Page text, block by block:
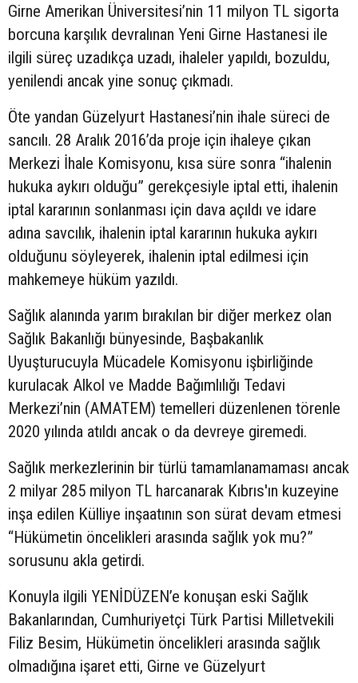
Girne Amerikan Üniversitesi’nin 11 milyon TL sigorta
borcuna karşılık devralınan Yeni Girne Hastanesi ile
ilgili süreç uzadıkça uzadı, ihaleler yapıldı, bozuldu,
yenilendi ancak yine sonuç çıkmadı.
Öte yandan Güzelyurt Hastanesi’nin ihale süreci de
sancılı. 28 Aralık 2016’da proje için ihaleye çıkan
Merkezi İhale Komisyonu, kısa süre sonra “ihalenin
hukuka aykırı olduğu” gerekçesiyle iptal etti, ihalenin
iptal kararının sonlanması için dava açıldı ve idare
adına savcılık, ihalenin iptal kararının hukuka aykırı
olduğunu söyleyerek, ihalenin iptal edilmesi için
mahkemeye hüküm yazıldı.
Sağlık alanında yarım bırakılan bir diğer merkez olan
Sağlık Bakanlığı bünyesinde, Başbakanlık
Uyuşturucuyla Mücadele Komisyonu işbirliğinde
kurulacak Alkol ve Madde Bağımlılığı Tedavi
Merkezi’nin (AMATEM) temelleri düzenlenen törenle
2020 yılında atıldı ancak o da devreye giremedi.
Sağlık merkezlerinin bir türlü tamamlanamaması ancak
2 milyar 285 milyon TL harcanarak Kıbrıs'ın kuzeyine
inşa edilen Külliye inşaatının son sürat devam etmesi
“Hükümetin öncelikleri arasında sağlık yok mu?”
sorusunu akla getirdi.
Konuyla ilgili YENİDÜZEN’e konuşan eski Sağlık
Bakanlarından, Cumhuriyetçi Türk Partisi Milletvekili
Filiz Besim, Hükümetin öncelikleri arasında sağlık
olmadığına işaret etti, Girne ve Güzelyurt